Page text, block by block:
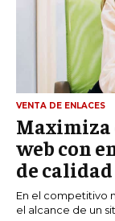
VENTA DE ENLACES
Maximiza
web con
de calidad
En el competitivo
el alcance de un